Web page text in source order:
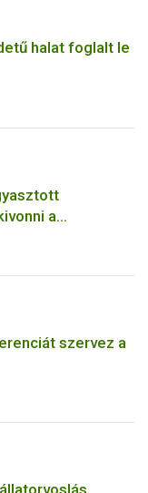
halat foglalt le
a
szervez a